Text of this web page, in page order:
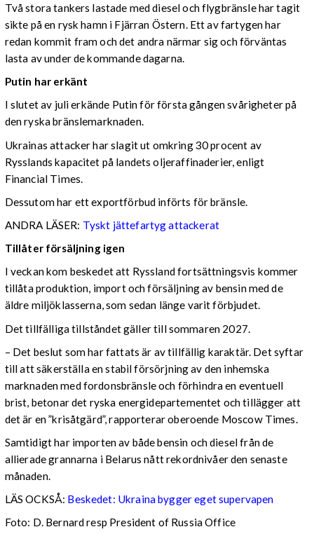
Två stora tankers lastade med diesel och flygbränsle har tagit
sikte på en rysk hamn i Fjärran Östern. Ett av fartygen har
redan kommit fram och det andra närmar sig och förväntas
lasta av under de kommande dagarna.
Putin har erkänt
I slutet av juli erkände Putin för första gången svårigheter på
den ryska bränslemarknaden.
Ukrainas attacker har slagit ut omkring 30 procent av
Rysslands kapacitet på landets oljeraffinaderier, enligt
Financial Times.
Dessutom har ett exportförbud införts för bränsle.
ANDRA LÄSER: Tyskt jättefartyg attackerat
Tillåter försäljning igen
I veckan kom beskedet att Ryssland fortsättningsvis kommer
tillåta produktion, import och försäljning av bensin med de
äldre miljöklasserna, som sedan länge varit förbjudet.
Det tillfälliga tillståndet gäller till sommaren 2027.
– Det beslut som har fattats är av tillfällig karaktär. Det syftar
till att säkerställa en stabil försörjning av den inhemska
marknaden med fordonsbränsle och förhindra en eventuell
brist, betonar det ryska energidepartementet och tillägger att
det är en ”krisåtgärd”, rapporterar oberoende Moscow Times.
Samtidigt har importen av både bensin och diesel från de
allierade grannarna i Belarus nått rekordnivåer den senaste
månaden.
LÄS OCKSÅ: Beskedet: Ukraina bygger eget supervapen
Foto: D. Bernard resp President of Russia Office